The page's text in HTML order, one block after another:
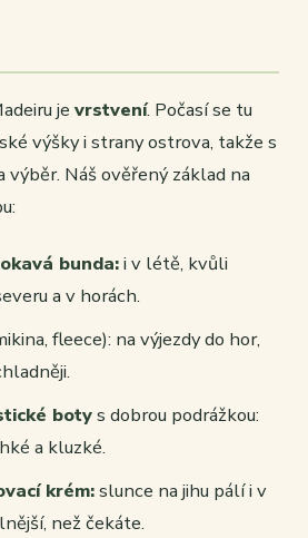
je vrstvení. Počasí se tu
výšky i strany ostrova, takže s
Náš ověřený základ na
bunda:i v létě, kvůli
a v horách.
fleece): na výjezdy do hor,
botys dobrou podrážkou:
a kluzké.
krém:slunce na jihu pálí i v
než čekáte.